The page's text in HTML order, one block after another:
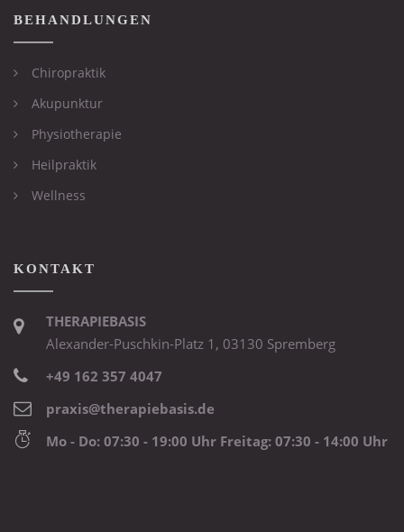
BEHANDLUNGEN
Chiropraktik
Akupunktur
Physiotherapie
Heilpraktik
Wellness
KONTAKT
THERAPIEBASIS
Alexander-Puschkin-Platz 1, 03130 Spremberg
+49 162 357 4047
praxis@therapiebasis.de
Mo - Do: 07:30 - 19:00 Uhr Freitag: 07:30 - 14:00 Uhr